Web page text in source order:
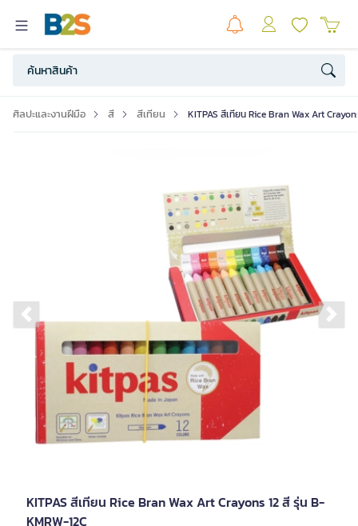
ศิลปะและงานฝีมือ สี สีเทียน KITPAS สีเทียน Rice Bran Wax Art
Previous slide
KITPAS สีเทียน Rice Bran Wax Art Crayons 12 สี รุ่น B-
KMRW-12C